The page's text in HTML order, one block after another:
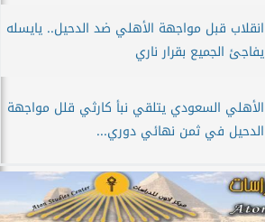
انقلاب قبل مواجهة الأهلي ضد الدحيل.. يايسله
يفاجئ الجميع بقرار ناري
الأهلي السعودي يتلقي نبأ كارثي قلل مواجهة
الدحيل في ثمن نهائي دوري...